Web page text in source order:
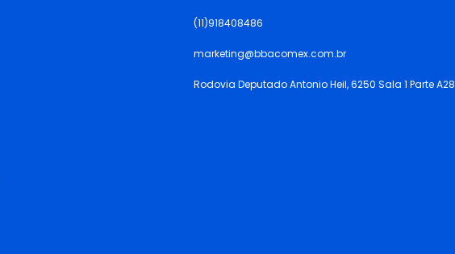
(11)918408486
marketing@bbacomex.com.br
Rodovia Deputado Antonio Heil, 6250 Sala 1 Parte A28